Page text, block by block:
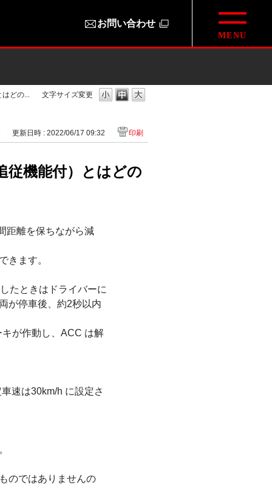
お問い合わせ
文字サイズ変更
どの...
更新日時 : 2022/06/17 09:32 印刷
従機能付）とはどの
距離を保ちながら減
きます。
たときはドライバーに
が停車後、約2秒以内
が作動し、ACC は解
速は30km/h に設定さ
のではありませんの